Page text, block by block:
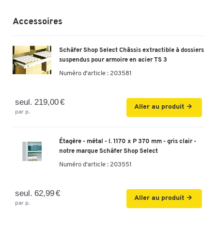
Accessoires
Schäfer Shop Select Châssis extractible à dossiers
suspendus pour armoire en acier TS 3
Numéro d'article : 203581
seul. 219,00 €
par p.
Aller au produit
Étagère - métal - l. 1170 x P 370 mm - gris clair -
notre marque Schäfer Shop Select
Numéro d'article : 203551
seul. 62,99 €
par p.
Aller au produit